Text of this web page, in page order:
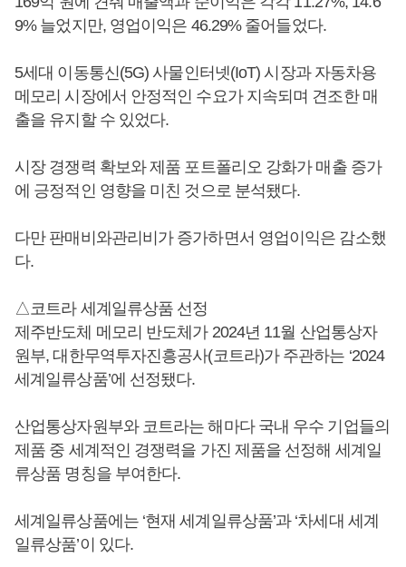
9% 늘었지만, 영업이익은 46.29% 줄어들었다.
5세대 이동통신(5G) 사물인터넷(IoT) 시장과 자동차용
메모리 시장에서 안정적인 수요가 지속되며 견조한 매
출을 유지할 수 있었다.
시장 경쟁력 확보와 제품 포트폴리오 강화가 매출 증가
에 긍정적인 영향을 미친 것으로 분석됐다.
다만 판매비와관리비가 증가하면서 영업이익은 감소했
다.
△코트라 세계일류상품 선정
제주반도체 메모리 반도체가 2024년 11월 산업통상자
원부, 대한무역투자진흥공사(코트라)가 주관하는 ‘2024
세계일류상품’에 선정됐다.
산업통상자원부와 코트라는 해마다 국내 우수 기업들의
제품 중 세계적인 경쟁력을 가진 제품을 선정해 세계일
류상품 명칭을 부여한다.
세계일류상품에는 ‘현재 세계일류상품’과 ‘차세대 세계
일류상품’이 있다.